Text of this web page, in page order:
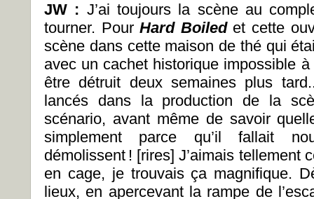
JW : J’ai toujours la scène au
tourner. Pour Hard Boiled et cette
scène dans cette maison de thé qui
avec un cachet historique impossible
être détruit deux semaines plus
lancés dans la production de la
scénario, avant même de savoir
simplement parce qu’il fallait
démolissent ! [rires] J’aimais tellement
en cage, je trouvais ça magnifique.
lieux, en apercevant la rampe de